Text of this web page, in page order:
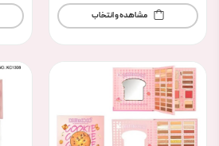
مشاهده و انتخاب